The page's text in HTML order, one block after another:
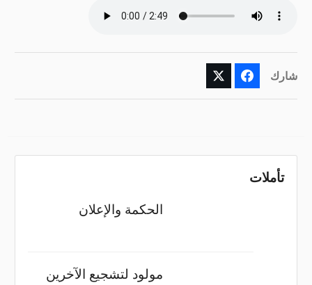
شارك
تأملات
الحكمة والإعلان
مولود لتشجيع الآخرين